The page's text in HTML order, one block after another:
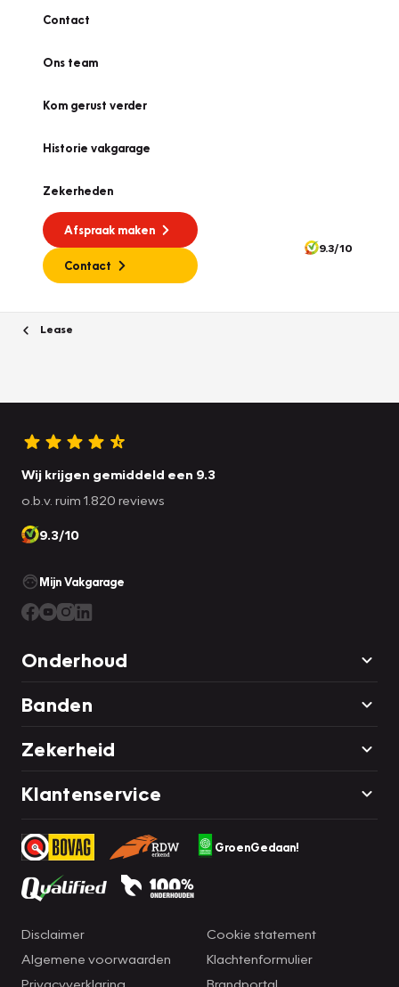
Contact
Ons team
Kom gerust verder
Historie vakgarage
Zekerheden
Afspraak maken
Contact
9.3/10
Lease
Wij krijgen gemiddeld een 9.3
o.b.v. ruim 1.820 reviews
9.3/10
Mijn Vakgarage
Onderhoud
Banden
Zekerheid
Klantenservice
GroenGedaan!
Disclaimer
Algemene voorwaarden
Privacyverklaring
Cookie statement
Klachtenformulier
Brandportal